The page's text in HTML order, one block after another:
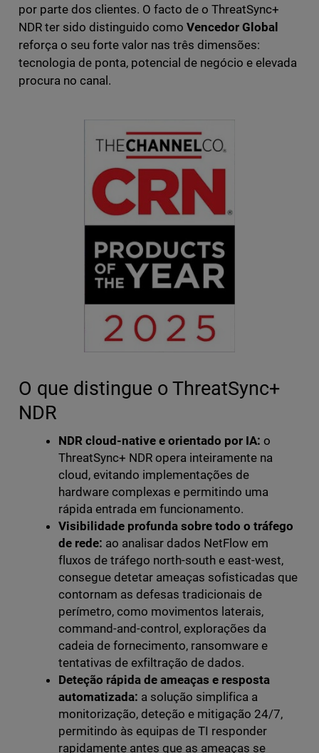
por parte dos clientes. O facto de o ThreatSync+
NDR ter sido distinguido como Vencedor Global
reforça o seu forte valor nas três dimensões:
tecnologia de ponta, potencial de negócio e elevada
procura no canal.
O que distingue o ThreatSync+
NDR
NDR cloud-native e orientado por IA: o
ThreatSync+ NDR opera inteiramente na
cloud, evitando implementações de
hardware complexas e permitindo uma
rápida entrada em funcionamento.
Visibilidade profunda sobre todo o tráfego
de rede: ao analisar dados NetFlow em
fluxos de tráfego north-south e east-west,
consegue detetar ameaças sofisticadas que
contornam as defesas tradicionais de
perímetro, como movimentos laterais,
command-and-control, explorações da
cadeia de fornecimento, ransomware e
tentativas de exfiltração de dados.
Deteção rápida de ameaças e resposta
automatizada: a solução simplifica a
monitorização, deteção e mitigação 24/7,
permitindo às equipas de TI responder
rapidamente antes que as ameaças se